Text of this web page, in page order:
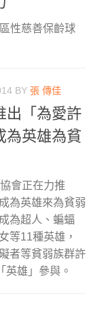
性慈善保齡球
BY 張 傳佳
出「為愛許
為英雄為貧
會正在力推
為英雄來為貧弱
為超人、蝙蝠
等11種英雄，
者等貧弱族群許
英雄」參與。